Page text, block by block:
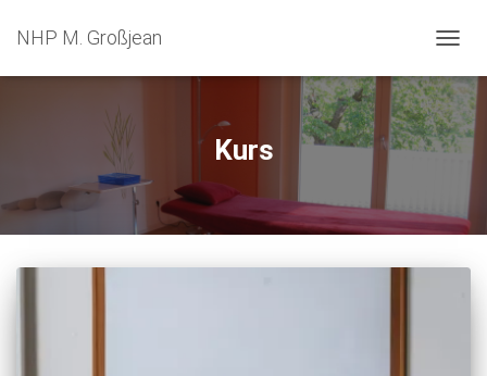
NHP M. Großjean
Kurs